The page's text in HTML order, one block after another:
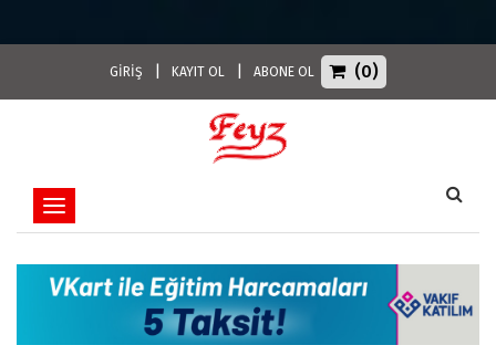
GİRİŞ KAYIT OL ABONE OL (0)
Toggle navigation